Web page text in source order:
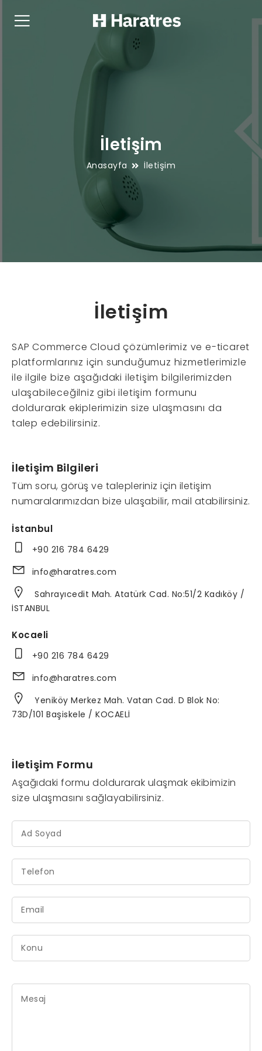
İletişim
Anasayfa İletişim
İletişim
SAP Commerce Cloud çözümlerimiz ve e-ticaret
platformlarınız için sunduğumuz hizmetlerimizle
ile ilgile bize aşağıdaki iletişim bilgilerimizden
ulaşabileceğilniz gibi iletişim formunu
doldurarak ekiplerimizin size ulaşmasını da
talep edebilirsiniz.
İletişim Bilgileri
Tüm soru, görüş ve talepleriniz için iletişim
numaralarımızdan bize ulaşabilir, mail atabilirsiniz.
İstanbul
+90 216 784 6429
info@haratres.com
Sahrayıcedit Mah. Atatürk Cad. No:51/2 Kadıköy /
İSTANBUL
Kocaeli
+90 216 784 6429
info@haratres.com
Yeniköy Merkez Mah. Vatan Cad. D Blok No:
73D/101 Başiskele / KOCAELİ
İletişim Formu
Aşağıdaki formu doldurarak ulaşmak ekibimizin
size ulaşmasını sağlayabilirsiniz.